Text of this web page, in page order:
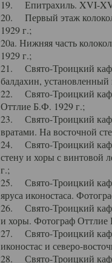
19. Епитрахиль. XVI-
20. Первый этаж
1929 г.;
20а. Нижняя часть
1929 г.;
21. Свято-Троицкий
балдахин,
22. Свято-Троицкий
Оттлие Б.Ф. 1929 г.;
23. Свято-Троицкий
вратами. На восточной
24. Свято-Троицкий
стену и хоры с винтовой
г.;
25. Свято-Троицкий
яруса иконостаса.
26. Свято-Троицкий
и хоры. Фотограф Оттлие
27. Свято-Троицкий
иконостас и северо-
28. Свято-Троицкий